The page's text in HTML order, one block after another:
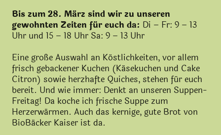
Bis zum 28. März sind wir zu unseren
gewohnten Zeiten für euch da: Di – Fr: 9 – 13
Uhr und 15 – 18 Uhr Sa: 9 – 13 Uhr
Eine große Auswahl an Köstlichkeiten, vor allem
frisch gebackener Kuchen (Käsekuchen und Cake
Citron) sowie herzhafte Quiches, stehen für euch
bereit. Und wie immer: Denkt an unseren Suppen-
Freitag! Da koche ich frische Suppe zum
Herzerwärmen. Auch das kernige, gute Brot von
BioBäcker Kaiser ist da.